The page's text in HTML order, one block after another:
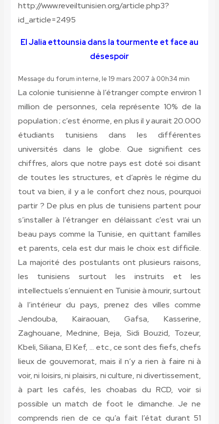
http://www.reveiltunisien.org/article.php3?
id_article=2495
El Jalia ettounsia dans la tourmente et face au
désespoir
Message du forum interne, le 19 mars 2007 à 00h34 min
La colonie tunisienne à l’étranger compte environ 1
million de personnes, cela représente 10% de la
population ; c’est énorme, en plus il y aurait 20.000
étudiants tunisiens dans les différentes
universités dans le globe. Que signifient ces
chiffres, alors que notre pays est doté soi disant
de toutes les structures, et d’après le régime du
tout va bien, il y a le confort chez nous, pourquoi
partir ? De plus en plus de tunisiens partent pour
s’installer à l’étranger en délaissant c’est vrai un
beau pays comme la Tunisie, en quittant familles
et parents, cela est dur mais le choix est difficile.
La majorité des postulants ont plusieurs raisons,
les tunisiens surtout les instruits et les
intellectuels s’ennuient en Tunisie à mourir, surtout
à l’intérieur du pays, prenez des villes comme
Jendouba, Kairaouan, Gafsa, Kasserine,
Zaghouane, Mednine, Beja, Sidi Bouzid, Tozeur,
Kbeli, Siliana, El Kef, … etc., ce sont des fiefs, chefs
lieux de gouvernorat, mais il n’y a rien à faire ni à
voir, ni loisirs, ni plaisirs, ni culture, ni divertissement,
à part les cafés, les choabas du RCD, voir si
possible un match de foot le dimanche. Je ne
comprends rien de ce qu’a fait l’état durant 51